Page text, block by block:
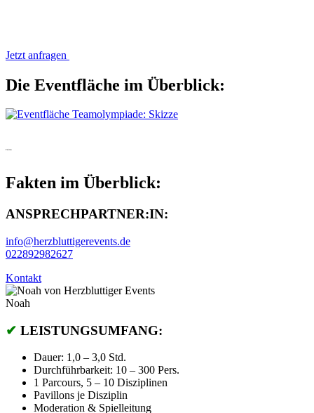
Jetzt anfragen
Die Eventfläche im Überblick:
Fakten
Fakten im Überblick:
ANSPRECHPARTNER:IN:
info@herzbluttigerevents.de
022892982627
Kontakt
Noah
✔ LEISTUNGSUMFANG:
Dauer: 1,0 – 3,0 Std.
Durchführbarkeit: 10 – 300 Pers.
1 Parcours, 5 – 10 Disziplinen
Pavillons je Disziplin
Moderation & Spielleitung